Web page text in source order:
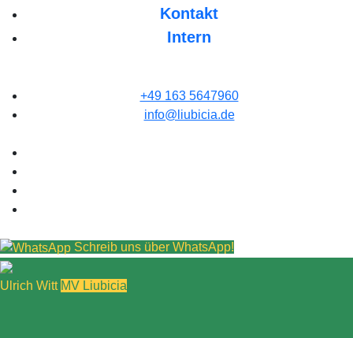
Kontakt
Intern
+49 163 5647960
info@liubicia.de
Schreib uns über WhatsApp!
Ulrich Witt MV Liubicia